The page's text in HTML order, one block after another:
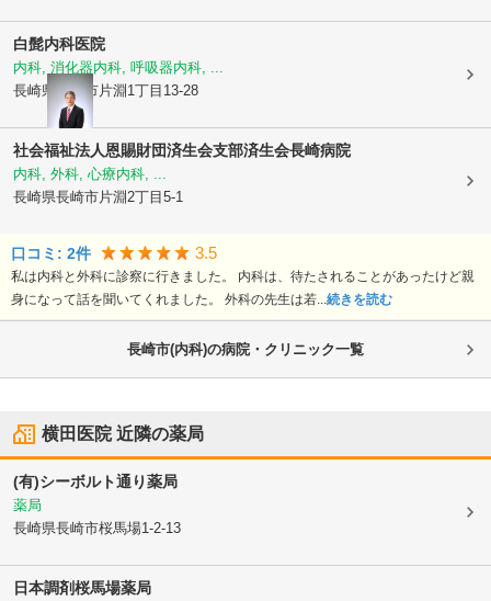
白髭内科医院
内科, 消化器内科, 呼吸器内科, ...
長崎県長崎市片淵1丁目13-28
社会福祉法人恩賜財団済生会支部済生会長崎病院
内科, 外科, 心療内科, ...
長崎県長崎市片淵2丁目5-1
口コミ: 2件 3.5
私は内科と外科に診察に行きました。 内科は、待たされることがあったけど親
身になって話を聞いてくれました。 外科の先生は若... 続きを読む
長崎市(内科)の病院・クリニック一覧
横田医院近隣の薬局
(有)シーボルト通り薬局
薬局
長崎県長崎市桜馬場1-2-13
日本調剤桜馬場薬局